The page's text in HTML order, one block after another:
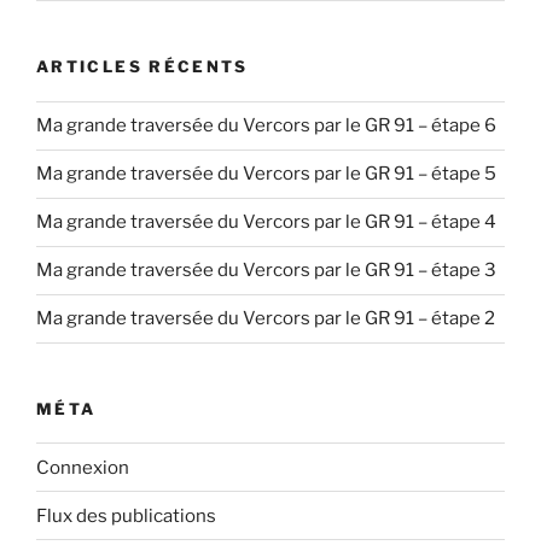
ARTICLES RÉCENTS
Ma grande traversée du Vercors par le GR 91 – étape 6
Ma grande traversée du Vercors par le GR 91 – étape 5
Ma grande traversée du Vercors par le GR 91 – étape 4
Ma grande traversée du Vercors par le GR 91 – étape 3
Ma grande traversée du Vercors par le GR 91 – étape 2
MÉTA
Connexion
Flux des publications